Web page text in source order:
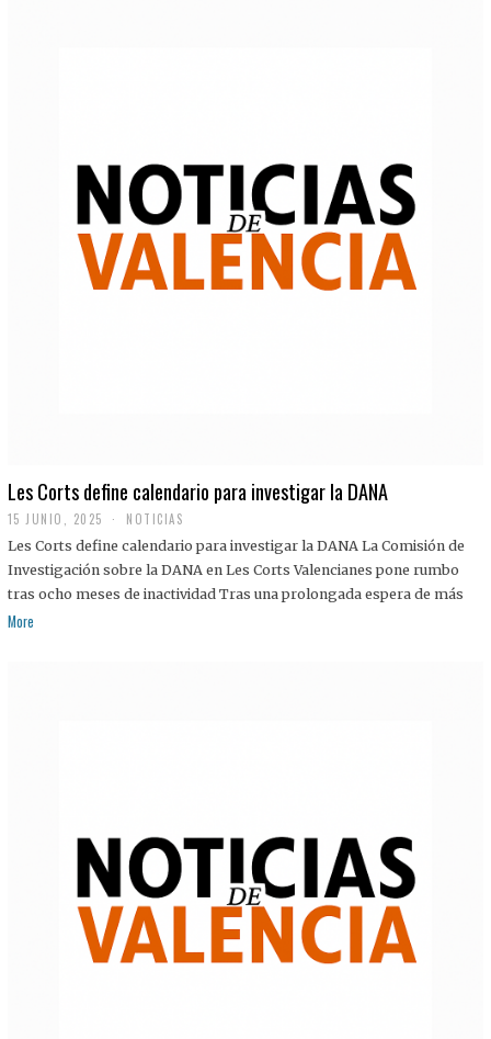
Les Corts define calendario para investigar la DANA
15 JUNIO, 2025 NOTICIAS
Les Corts define calendario para investigar la DANA La Comisión de
Investigación sobre la DANA en Les Corts Valencianes pone rumbo
tras ocho meses de inactividad Tras una prolongada espera de más
More